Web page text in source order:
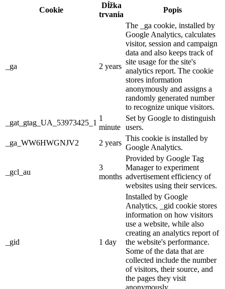
Cookie
Dĺžka
trvania
Popis
_ga 2 years
The _ga cookie, installed by
Google Analytics, calculates
visitor, session and campaign
data and also keeps track of
site usage for the site's
analytics report. The cookie
stores information
anonymously and assigns a
randomly generated number
to recognize unique visitors.
_gat_gtag_UA_53973425_1
1
minute
Set by Google to distinguish
users.
_ga_WW6HWGNJV2
2 years
This cookie is installed by
Google Analytics.
_gcl_au
3
months
Provided by Google Tag
Manager to experiment
advertisement efficiency of
websites using their services.
_gid 1 day
Installed by Google
Analytics, _gid cookie stores
information on how visitors
use a website, while also
creating an analytics report of
the website's performance.
Some of the data that are
collected include the number
of visitors, their source, and
the pages they visit